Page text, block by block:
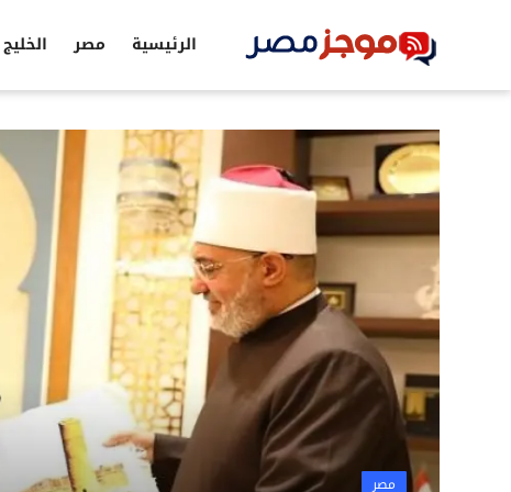
الرئيسية مصر الخليج
الرئيسية
تكنولوجيا
مصر